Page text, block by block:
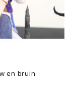
en bruin